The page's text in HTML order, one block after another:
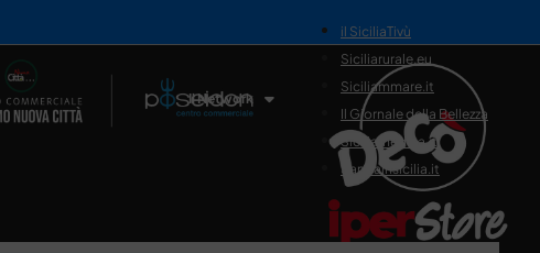
Il Network
il SiciliaTivù
Siciliarurale.eu
Siciliammare.it
Il Giornale della Bellezza
Siciliamedica.it
Sanitainsicilia.it